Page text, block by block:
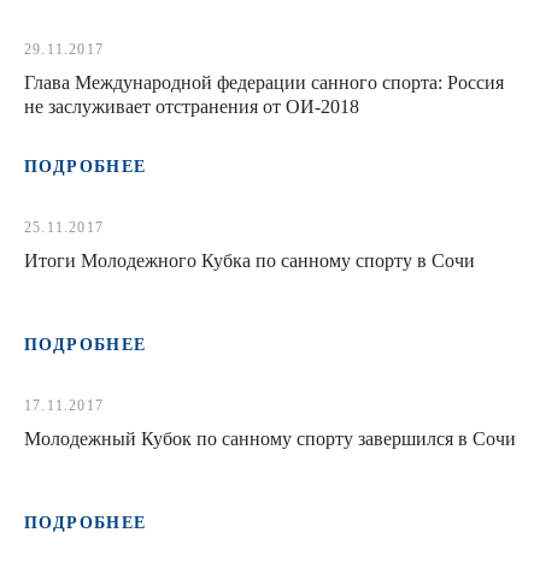
29.11.2017
Глава Международной федерации санного спорта: Россия
не заслуживает отстранения от ОИ-2018
ПОДРОБНЕЕ
25.11.2017
Итоги Молодежного Кубка по санному спорту в Сочи
ПОДРОБНЕЕ
17.11.2017
Молодежный Кубок по санному спорту завершился в Сочи
ПОДРОБНЕЕ